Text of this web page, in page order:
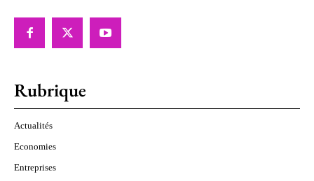
Rubrique
Actualités
Economies
Entreprises